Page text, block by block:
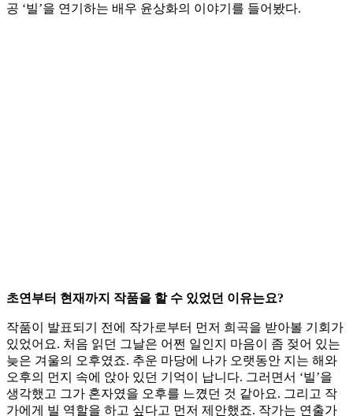
공 ‘빌’을 연기하는 배우 윤상화의 이야기를 들어봤다.
초연부터 현재까지 작품을 할 수 있었던 이유는요?
작품이 발표되기 전에 작가로부터 먼저 희곡을 받아볼 기회가
있었어요. 처음 읽던 그날은 어쩐 일인지 마음이 좀 젖어 있는
늦은 겨울의 오후였죠. 추운 마당에 나가 오랫동안 지는 해와
오후의 먼지 속에 앉아 있던 기억이 납니다. 그러면서 ‘빌’을
생각했고 그가 혼자였을 오후를 느꼈던 것 같아요. 그리고 작
가에게 빌 역할을 하고 싶다고 먼저 제안했죠. 작가는 연출가